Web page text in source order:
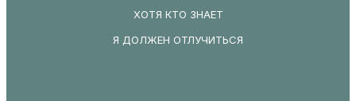
ХОТЯ КТО ЗНАЕТ
Я ДОЛЖЕН ОТЛУЧИТЬСЯ